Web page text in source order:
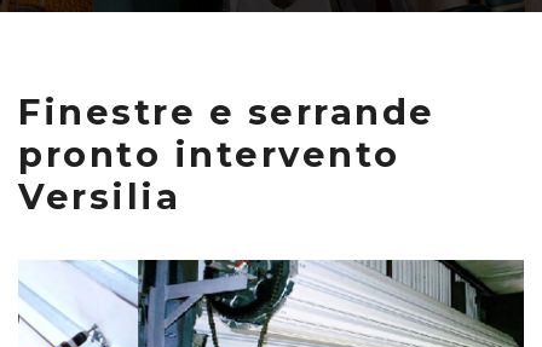
Finestre e serrande
pronto intervento
Versilia